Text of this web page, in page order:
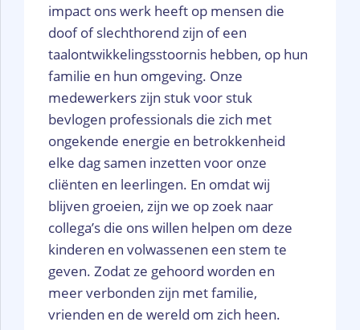
impact ons werk heeft op mensen die
doof of slechthorend zijn of een
taalontwikkelingsstoornis hebben, op hun
familie en hun omgeving. Onze
medewerkers zijn stuk voor stuk
bevlogen professionals die zich met
ongekende energie en betrokkenheid
elke dag samen inzetten voor onze
cliënten en leerlingen. En omdat wij
blijven groeien, zijn we op zoek naar
collega’s die ons willen helpen om deze
kinderen en volwassenen een stem te
geven. Zodat ze gehoord worden en
meer verbonden zijn met familie,
vrienden en de wereld om zich heen.